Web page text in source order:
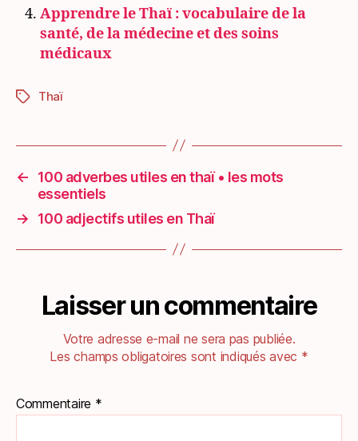
Apprendre le Thaï : vocabulaire de la
santé, de la médecine et des soins
médicaux
Étiquettes
Thaï
←
100 adverbes utiles en thaï • les mots
essentiels
→
100 adjectifs utiles en Thaï
Laisser un commentaire
Votre adresse e-mail ne sera pas publiée.
Les champs obligatoires sont indiqués avec *
Commentaire *